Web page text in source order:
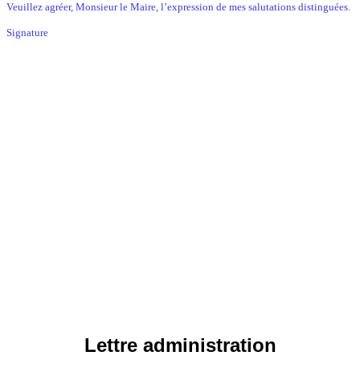
Veuillez agréer, Monsieur le Maire, l’expression de mes salutations distinguées.
Signature
Lettre administration